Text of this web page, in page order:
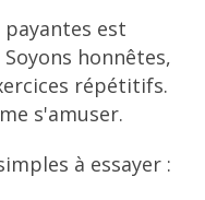
est
honnêtes,
répétitifs.
s'amuser.
à essayer :